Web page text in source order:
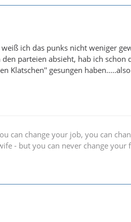
ich das punks nicht weniger
parteien absieht, hab ich schon
Klatschen'' gesungen
can change your job, you can
- but you can never change your